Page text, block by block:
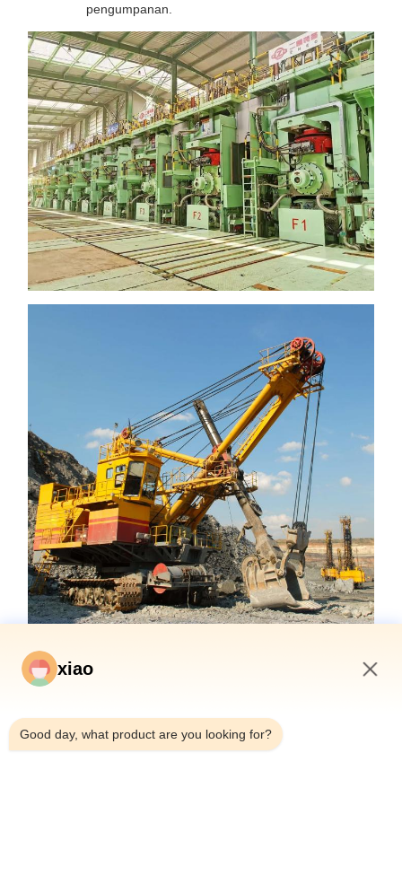
pengumpanan.
xiao
Good day, what product are you looking for?